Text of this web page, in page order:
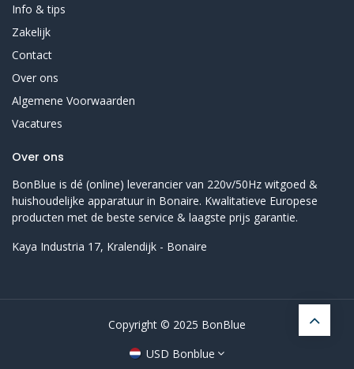
Info & tips
Zakelijk
Contact
Over ons
Algemene Voorwaarden
Vacatures
Over ons
BonBlue is dé (online) leverancier van 220v/50Hz witgoed &
huishoudelijke apparatuur in Bonaire. Kwalitatieve Europese
producten met de beste service & laagste prijs garantie.
Kaya Industria 17, Kralendijk - Bonaire
Copyright © 2025 BonBlue
USD Bonblue